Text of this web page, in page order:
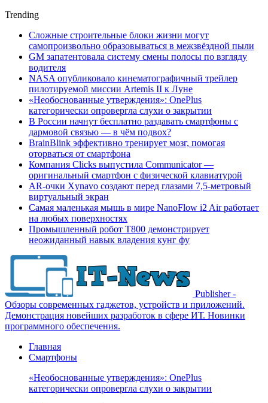
Trending
Сложные строительные блоки жизни могут
самопроизвольно образовываться в межзвёздной пыли
GM запатентовала систему смены полосы по взгляду
водителя
NASA опубликовало кинематографичный трейлер
пилотируемой миссии Artemis II к Луне
«Необоснованные утверждения»: OnePlus
категорически опровергла слухи о закрытии
В России начнут бесплатно раздавать смартфоны с
дармовой связью — в чём подвох?
BrainBlink эффективно тренирует мозг, помогая
оторваться от смартфона
Компания Clicks выпустила Communicator —
оригинальный смартфон с физической клавиатурой
AR-очки Xynavo создают перед глазами 7,5-метровый
виртуальный экран
Самая маленькая мышь в мире NanoFlow i2 Air работает
на любых поверхностях
Промышленный робот Т800 демонстрирует
неожиданный навык владения кунг фу
Publisher -
Обзоры современных гаджетов, устройств и приложений.
Демонстрация новейших разработок в сфере ИТ. Новинки
программного обеспечения.
Главная
Смартфоны
«Необоснованные утверждения»: OnePlus
категорически опровергла слухи о закрытии